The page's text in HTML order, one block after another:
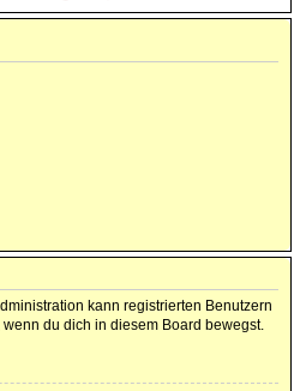
kann registrierten Benutzern
du dich in diesem Board bewegst.